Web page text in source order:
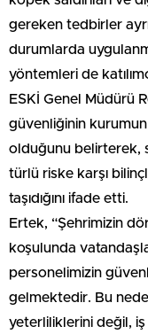
gereken tedbirler
durumlarda
yöntemleri de
ESKİ Genel Müdürü
güvenliğinin kurumun
olduğunu belirterek,
türlü riske karşı
taşıdığını ifade etti.
Ertek, “Şehrimizin
koşulunda
personelimizin
gelmektedir. Bu
yeterliliklerini değil, iş